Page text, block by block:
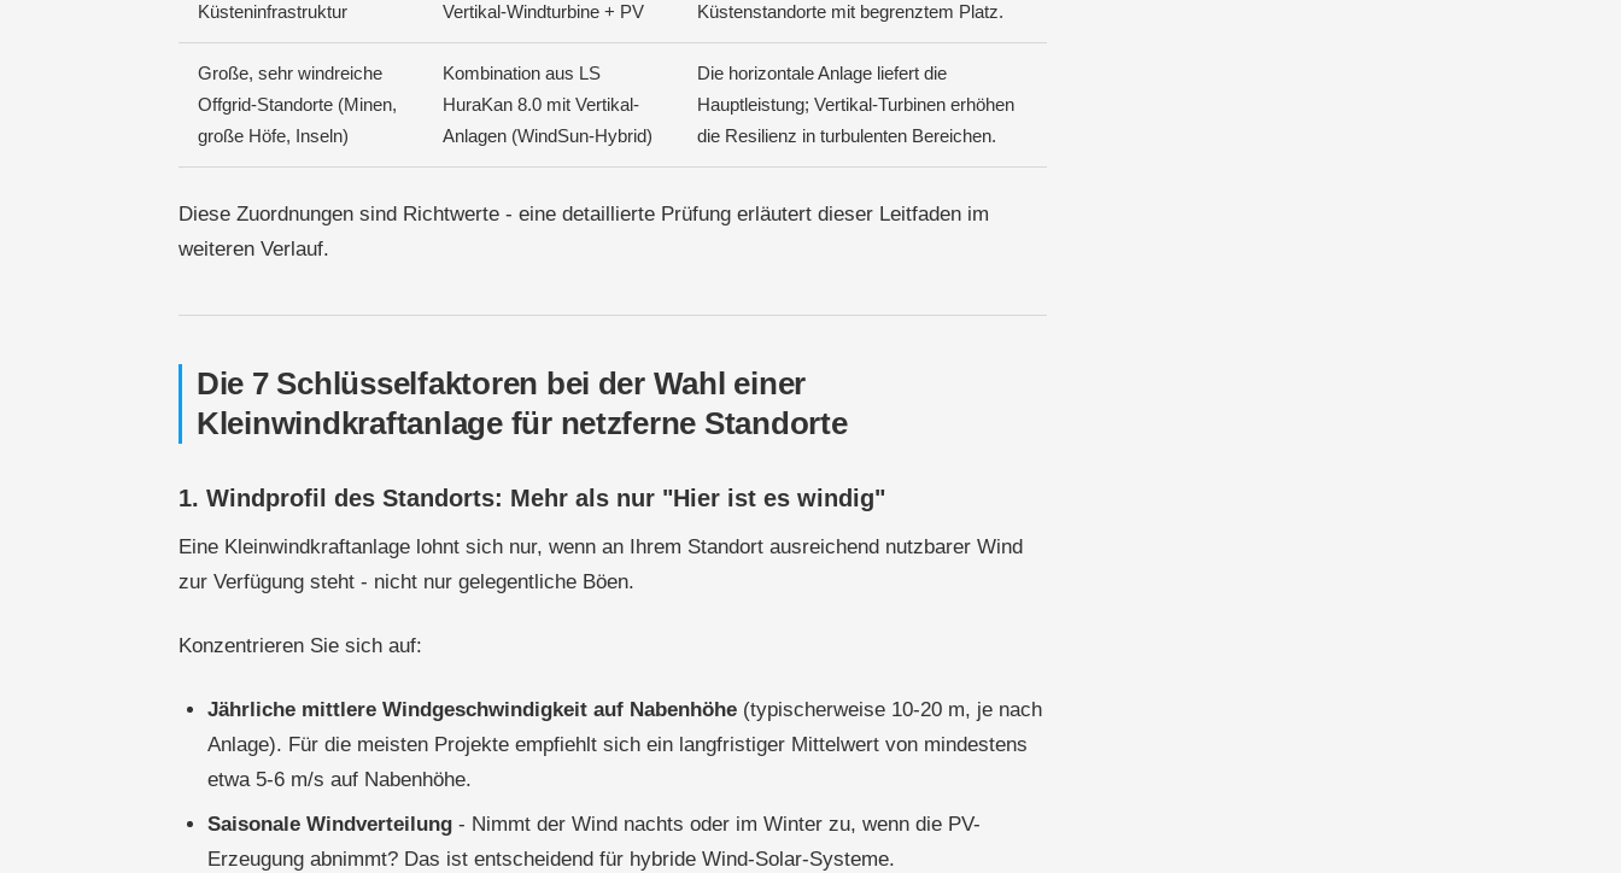
Küsteninfrastruktur
Vertikal-Windturbine + PV
Küstenstandorte mit begrenztem Platz.
Große, sehr windreiche
Offgrid-Standorte (Minen,
große Höfe, Inseln)
Kombination aus LS
HuraKan 8.0 mit Vertikal-
Anlagen (WindSun-Hybrid)
Die horizontale Anlage liefert die
Hauptleistung; Vertikal-Turbinen erhöhen
die Resilienz in turbulenten Bereichen.
Diese Zuordnungen sind Richtwerte - eine detaillierte Prüfung erläutert dieser Leitfaden im
weiteren Verlauf.
Die 7 Schlüsselfaktoren bei der Wahl einer
Kleinwindkraftanlage für netzferne Standorte
1. Windprofil des Standorts: Mehr als nur "Hier ist es windig"
Eine Kleinwindkraftanlage lohnt sich nur, wenn an Ihrem Standort ausreichend nutzbarer Wind
zur Verfügung steht - nicht nur gelegentliche Böen.
Konzentrieren Sie sich auf:
Jährliche mittlere Windgeschwindigkeit auf Nabenhöhe (typischerweise 10-20 m, je nach
Anlage). Für die meisten Projekte empfiehlt sich ein langfristiger Mittelwert von mindestens
etwa 5-6 m/s auf Nabenhöhe.
Saisonale Windverteilung - Nimmt der Wind nachts oder im Winter zu, wenn die PV-
Erzeugung abnimmt? Das ist entscheidend für hybride Wind-Solar-Systeme.